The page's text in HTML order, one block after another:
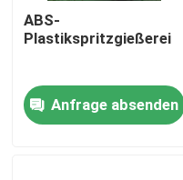
Werksbesichtigung
Kontakt mit uns
ABS-
Plastikspritzgießerei
Anfrage absenden